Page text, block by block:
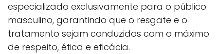
especializado exclusivamente para o público
masculino, garantindo que o resgate e o
tratamento sejam conduzidos com o máximo
de respeito, ética e eficácia.